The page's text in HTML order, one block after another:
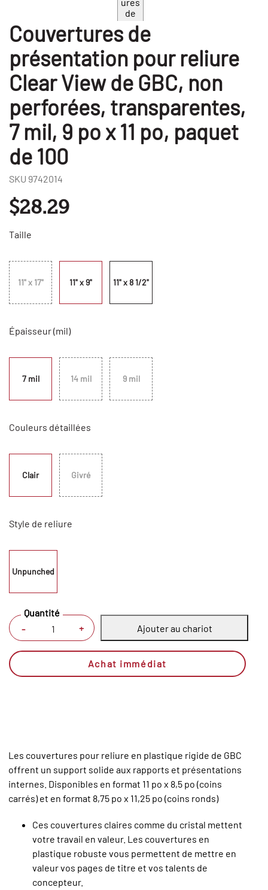
Couvertures de
présentation pour reliure
Clear View de GBC, non
perforées, transparentes,
7 mil, 9 po x 11 po, paquet
de 100
SKU 9742014
$28.29
Taille
11" x 17" 11" x 9" 11" x 8 1/2"
Épaisseur (mil)
7 mil 14 mil 9 mil
Couleurs détaillées
Clair Givré
Style de reliure
Unpunched
- +
Quantité
Ajouter au chariot
Achat immédiat
Les couvertures pour reliure en plastique rigide de GBC
offrent un support solide aux rapports et présentations
internes. Disponibles en format 11 po x 8,5 po (coins
carrés) et en format 8,75 po x 11,25 po (coins ronds)
Ces couvertures claires comme du cristal mettent
votre travail en valeur. Les couvertures en
plastique robuste vous permettent de mettre en
valeur vos pages de titre et vos talents de
concepteur.